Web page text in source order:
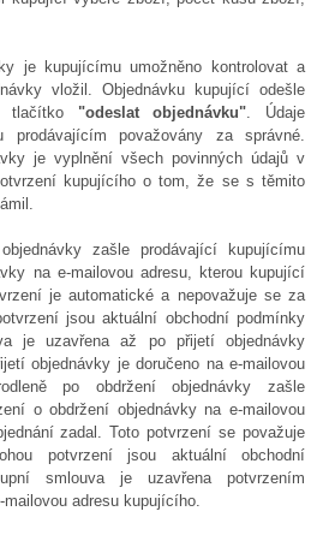
je kupujícímu umožněno kontrolovat a
vložil. Objednávku kupující odešle
tlačítko "odeslat objednávku" . Údaje
prodávajícím považovány za správné.
je vyplnění všech povinných údajů v
kupujícího o tom, že se s těmito
zašle prodávající kupujícímu
na e-mailovou adresu, kterou kupující
je automatické a nepovažuje se za
jsou aktuální obchodní podmínky
je uzavřena až po přijetí objednávky
objednávky je doručeno na e-mailovou
po obdržení objednávky zašle
o obdržení objednávky na e-mailovou
zadal. Toto potvrzení se považuje
potvrzení jsou aktuální obchodní
smlouva je uzavřena potvrzením
adresu kupujícího.